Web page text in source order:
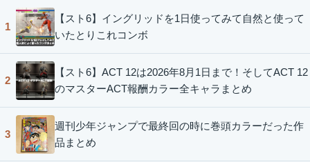
1
【スト6】イングリッドを1日使ってみて自然と使って
いたとりこれコンボ
2
【スト6】ACT 12は2026年8月1日まで！そしてACT 12
のマスターACT報酬カラー全キャラまとめ
3
週刊少年ジャンプで最終回の時に巻頭カラーだった作
品まとめ